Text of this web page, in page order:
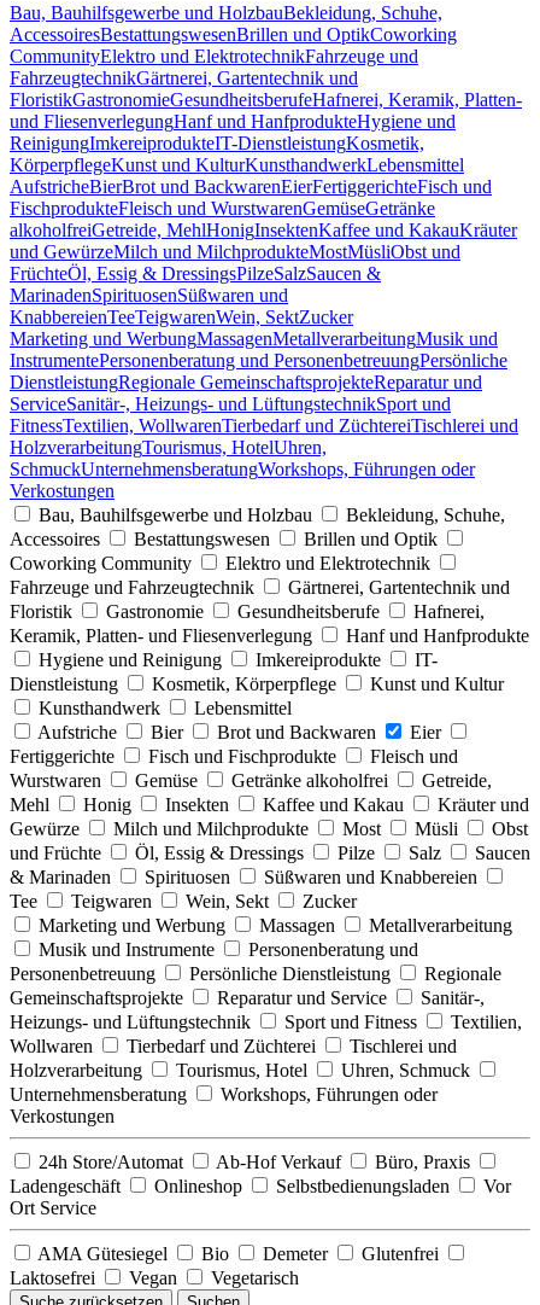
Bau, Bauhilfsgewerbe und HolzbauBekleidung, Schuhe,
AccessoiresBestattungswesenBrillen und OptikCoworking
CommunityElektro und ElektrotechnikFahrzeuge und
FahrzeugtechnikGärtnerei, Gartentechnik und
FloristikGastronomieGesundheitsberufeHafnerei, Keramik, Platten-
und FliesenverlegungHanf und HanfprodukteHygiene und
ReinigungImkereiprodukteIT-DienstleistungKosmetik,
KörperpflegeKunst und KulturKunsthandwerkLebensmittel
AufstricheBierBrot und BackwarenEierFertiggerichteFisch und
FischprodukteFleisch und WurstwarenGemüseGetränke
alkoholfreiGetreide, MehlHonigInsektenKaffee und KakauKräuter
und GewürzeMilch und MilchprodukteMostMüsliObst und
FrüchteÖl, Essig & DressingsPilzeSalzSaucen &
MarinadenSpirituosenSüßwaren und
KnabbereienTeeTeigwarenWein, SektZucker
Marketing und WerbungMassagenMetallverarbeitungMusik und
InstrumentePersonenberatung und PersonenbetreuungPersönliche
DienstleistungRegionale GemeinschaftsprojekteReparatur und
ServiceSanitär-, Heizungs- und LüftungstechnikSport und
FitnessTextilien, WollwarenTierbedarf und ZüchtereiTischlerei und
HolzverarbeitungTourismus, HotelUhren,
SchmuckUnternehmensberatungWorkshops, Führungen oder
Verkostungen
Bau, Bauhilfsgewerbe und Holzbau
Bekleidung, Schuhe,
Accessoires
Bestattungswesen
Brillen und Optik
Coworking Community
Elektro und Elektrotechnik
Fahrzeuge und Fahrzeugtechnik
Gärtnerei, Gartentechnik und
Floristik
Gastronomie Gesundheitsberufe
Hafnerei,
Keramik, Platten- und Fliesenverlegung
Hanf und Hanfprodukte
Hygiene und Reinigung
Imkereiprodukte
IT-
Dienstleistung
Kosmetik, Körperpflege
Kunst und Kultur
Kunsthandwerk
Lebensmittel
Aufstriche
Bier Brot und Backwaren
Eier
Fertiggerichte
Fisch und Fischprodukte
Fleisch und
Wurstwaren
Gemüse Getränke alkoholfrei
Getreide,
Mehl
Honig Insekten Kaffee und Kakau
Kräuter und
Gewürze
Milch und Milchprodukte Most Müsli
Obst
und Früchte
Öl, Essig & Dressings Pilze Salz
Saucen
& Marinaden
Spirituosen
Süßwaren und Knabbereien
Tee
Teigwaren Wein, Sekt
Zucker
Marketing und Werbung
Massagen
Metallverarbeitung
Musik und Instrumente
Personenberatung und
Personenbetreuung
Persönliche Dienstleistung
Regionale
Gemeinschaftsprojekte
Reparatur und Service
Sanitär-,
Heizungs- und Lüftungstechnik
Sport und Fitness
Textilien,
Wollwaren
Tierbedarf und Züchterei
Tischlerei und
Holzverarbeitung
Tourismus, Hotel
Uhren, Schmuck
Unternehmensberatung
Workshops, Führungen oder
Verkostungen
24h Store/Automat Ab-Hof Verkauf
Büro, Praxis
Ladengeschäft
Onlineshop Selbstbedienungsladen
Vor
Ort Service
AMA Gütesiegel Bio Demeter
Glutenfrei
Laktosefrei
Vegan Vegetarisch